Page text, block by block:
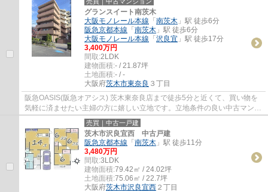
グランスイート南茨木
大阪モノレール本線 「 南茨木 」駅 徒歩6分
阪急京都本線 「 南茨木 」駅 徒歩6分
大阪モノレール本線 「 沢良宜 」駅 徒歩17分
3,400万円
間取:2LDK
建物面積:- / 21.87坪
土地面積:- / -
大阪府茨木市東奈良 ３丁目
阪急OASIS(阪急オアシス) 茨木東奈良店まで徒歩5分と近くて、買い物を
気軽に済ませたい主婦の方に嬉しい立地です。立地条件の良い中古マンシ
ョンは生活の質を高めてくれます。当社はお...
売買｜中古一戸建
茨木市沢良宜西 中古戸建
阪急京都本線 「 南茨木 」駅 徒歩11分
3,480万円
間取:3LDK
建物面積:79.42㎡ / 24.02坪
土地面積:75.06㎡ / 22.7坪
大阪府茨木市沢良宜西 ２丁目